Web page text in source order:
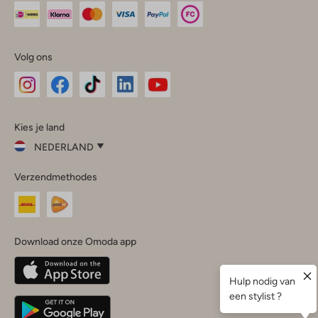
Volg ons
InstagramFacebook
Kies je land
NEDERLAND
je
land
Nederland
Belgique(Français)
Deutschland
Verzendmethodes
Download onze Omoda app